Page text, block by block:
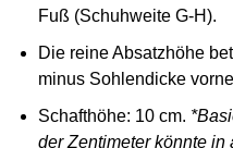
Fuß (Schuhweite G-H).
Die reine Absatzhöhe
minus Sohlendicke
Schafthöhe: 10 cm.
der Zentimeter könnte in